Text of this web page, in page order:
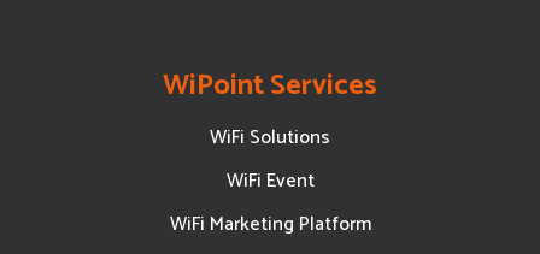
WiPoint Services
WiFi Solutions
WiFi Event
WiFi Marketing Platform